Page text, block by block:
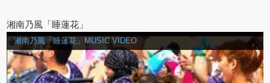
湘南乃風「睡蓮花」
湘南乃風「睡蓮花」MUSIC VIDEO